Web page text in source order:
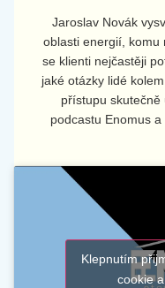
Jaroslav Novák
oblasti energií, komu
se klienti nejčastěji
jaké otázky lidé
přístupu skutečně
podcastu Enomus
Klepnutím
cookie